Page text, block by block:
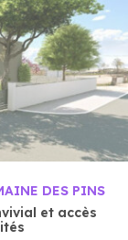
DES PINS
et accès